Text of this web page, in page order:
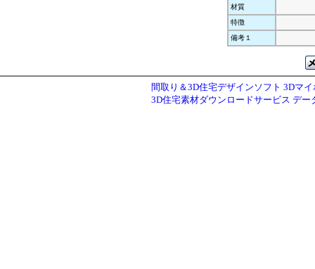
材質
特徴
備考１
間取り＆3D住宅デザインソフト 3Dマ
3D住宅素材ダウンロードサービス デー